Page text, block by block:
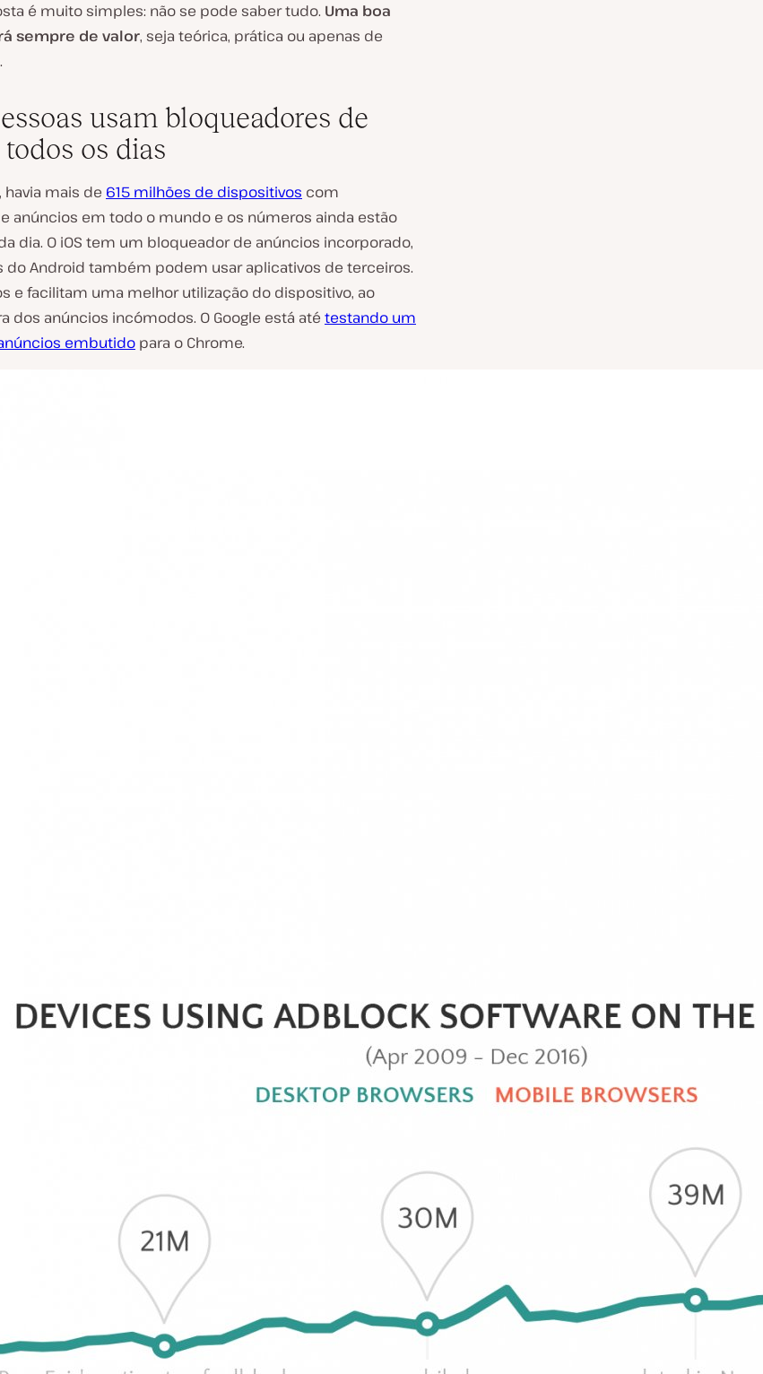
é muito simples: não se pode saber tudo. Uma boa
sempre de valor, seja teórica, prática ou apenas de
usam bloqueadores de
os dias
havia mais de 615 milhões de dispositivos com
anúncios em todo o mundo e os números ainda estão
dia. O iOS tem um bloqueador de anúncios incorporado,
do Android também podem usar aplicativos de terceiros.
e facilitam uma melhor utilização do dispositivo, ao
dos anúncios incómodos. O Google está até testando um
embutido para o Chrome.